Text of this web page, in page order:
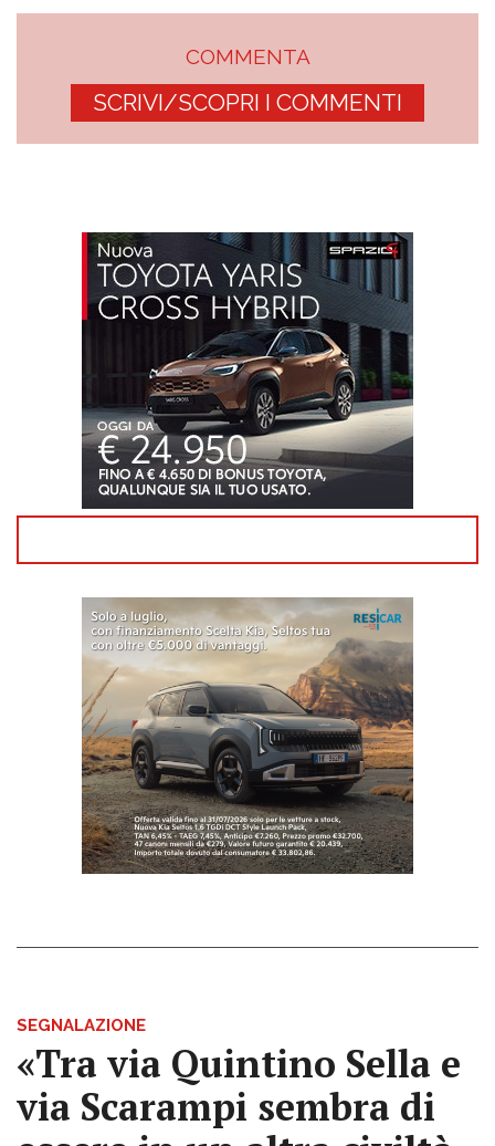
COMMENTA
SCRIVI/SCOPRI I COMMENTI
SEGNALAZIONE
«Tra via Quintino Sella e
via Scarampi sembra di